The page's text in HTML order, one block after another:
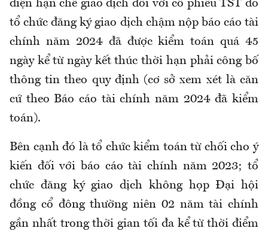
diện hạn chế giao dịch đối với cổ phiếu TST do
tổ chức đăng ký giao dịch chậm nộp báo cáo tài
chính năm 2024 đã được kiểm toán quá 45
ngày kể từ ngày kết thúc thời hạn phải công bố
thông tin theo quy định (cơ sở xem xét là căn
cứ theo Báo cáo tài chính năm 2024 đã kiểm
toán).
Bên cạnh đó là tổ chức kiểm toán từ chối cho ý
kiến đối với báo cáo tài chính năm 2023; tổ
chức đăng ký giao dịch không họp Đại hội
đồng cổ đông thường niên 02 năm tài chính
gần nhất trong thời gian tối đa kể từ thời điểm